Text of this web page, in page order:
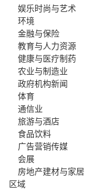
娱乐时尚与艺术
环境
金融与保险
教育与人力资源
健康与医疗制药
农业与制造业
政府机构新闻
体育
通信业
旅游与酒店
食品饮料
广告营销传媒
会展
房地产建材与家居
区域